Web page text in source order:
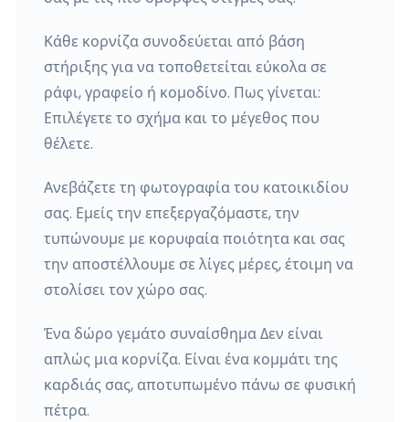
Κάθε κορνίζα συνοδεύεται από βάση
στήριξης για να τοποθετείται εύκολα σε
ράφι, γραφείο ή κομοδίνο. Πως γίνεται:
Επιλέγετε το σχήμα και το μέγεθος που
θέλετε.
Ανεβάζετε τη φωτογραφία του κατοικιδίου
σας. Εμείς την επεξεργαζόμαστε, την
τυπώνουμε με κορυφαία ποιότητα και σας
την αποστέλλουμε σε λίγες μέρες, έτοιμη να
στολίσει τον χώρο σας.
Ένα δώρο γεμάτο συναίσθημα Δεν είναι
απλώς μια κορνίζα. Είναι ένα κομμάτι της
καρδιάς σας, αποτυπωμένο πάνω σε φυσική
πέτρα.